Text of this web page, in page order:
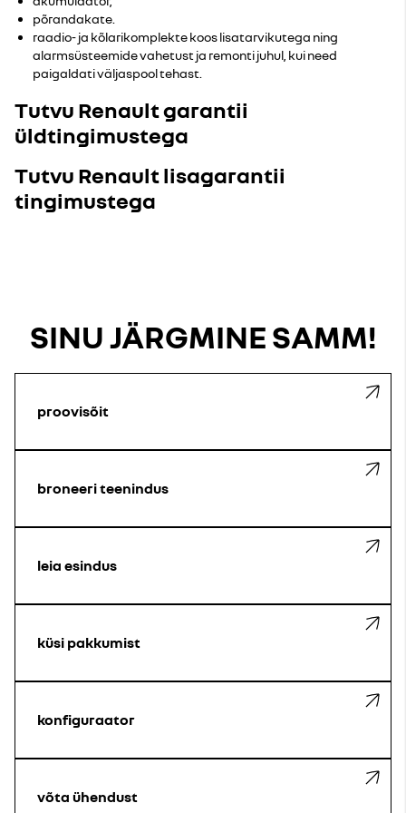
põrandakate.
raadio- ja kõlarikomplekte koos lisatarvikutega ning
alarmsüsteemide vahetust ja remonti juhul, kui need
paigaldati väljaspool tehast.
Tutvu Renault garantii
üldtingimustega
Tutvu Renault lisagarantii
tingimustega
SINU JÄRGMINE SAMM!
proovisõit
broneeri teenindus
leia esindus
küsi pakkumist
konfiguraator
võta ühendust